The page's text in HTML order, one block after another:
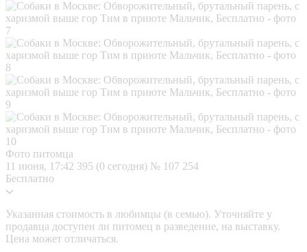
Фото питомца
11 июня, 17:42 395 (0 сегодня) № 107 254
Бесплатно
Указанная стоимость в любимцы (в семью). Уточняйте у
продавца доступен ли питомец в разведение, на выставку.
Цена может отличаться.